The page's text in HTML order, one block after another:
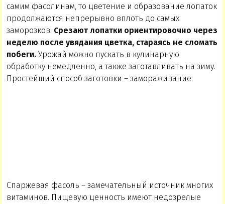
самим фасолинам, то цветение и образование лопаток
продолжаются непрерывно вплоть до самых
заморозков. Срезают лопатки ориентировочно через
неделю после увядания цветка, стараясь не сломать
побеги. Урожай можно пускать в кулинарную
обработку немедленно, а также заготавливать на зиму.
Простейший способ заготовки – замораживание.
Спаржевая фасоль – замечательный источник многих
витаминов. Пищевую ценность имеют недозрелые